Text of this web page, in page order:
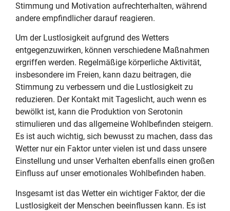
Stimmung und Motivation aufrechterhalten, während
andere empfindlicher darauf reagieren.
Um der Lustlosigkeit aufgrund des Wetters
entgegenzuwirken, können verschiedene Maßnahmen
ergriffen werden. Regelmäßige körperliche Aktivität,
insbesondere im Freien, kann dazu beitragen, die
Stimmung zu verbessern und die Lustlosigkeit zu
reduzieren. Der Kontakt mit Tageslicht, auch wenn es
bewölkt ist, kann die Produktion von Serotonin
stimulieren und das allgemeine Wohlbefinden steigern.
Es ist auch wichtig, sich bewusst zu machen, dass das
Wetter nur ein Faktor unter vielen ist und dass unsere
Einstellung und unser Verhalten ebenfalls einen großen
Einfluss auf unser emotionales Wohlbefinden haben.
Insgesamt ist das Wetter ein wichtiger Faktor, der die
Lustlosigkeit der Menschen beeinflussen kann. Es ist